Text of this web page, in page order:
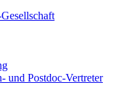
und Postdoc-Vertreter